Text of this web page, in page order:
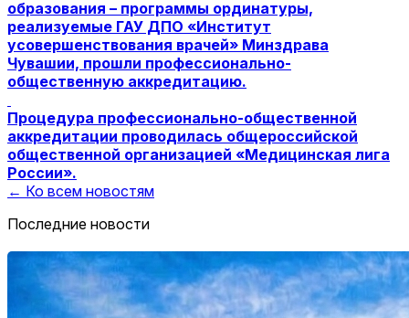
образования – программы ординатуры,
реализуемые ГАУ ДПО «Институт
усовершенствования врачей» Минздрава
Чувашии, прошли профессионально-
общественную аккредитацию.
Процедура профессионально-общественной
аккредитации проводилась общероссийской
общественной организацией «Медицинская лига
России».
← Ко всем новостям
Последние новости